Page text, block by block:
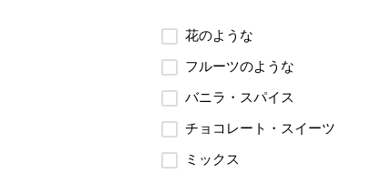
花のような
フルーツのような
バニラ・スパイス
チョコレート・スイーツ
ミックス